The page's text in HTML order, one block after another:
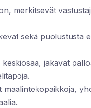
merkitsevät
sekä puolustusta
jakavat
maalintekopaikkoja,